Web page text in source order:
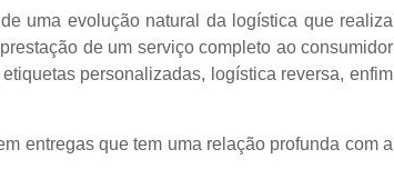
uma evolução natural da logística que realiza
de um serviço completo ao consumidor
personalizadas, logística reversa, enfim
entregas que tem uma relação profunda com a